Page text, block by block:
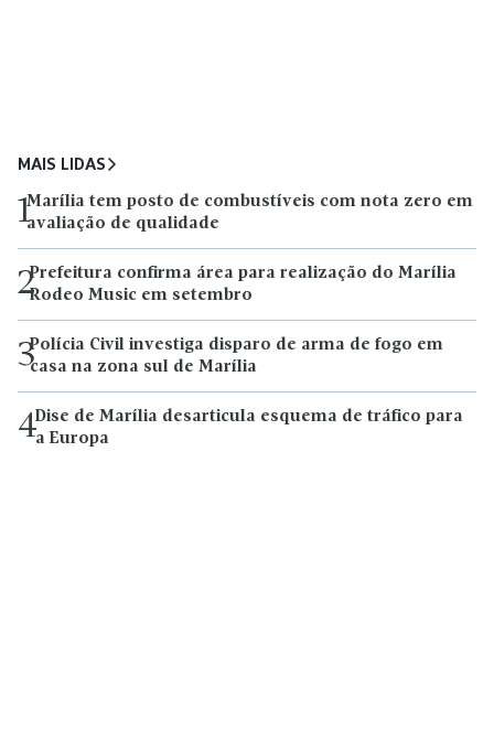
MAIS LIDAS
1Marília tem posto de combustíveis com nota zero em
avaliação de qualidade
2Prefeitura confirma área para realização do Marília
Rodeo Music em setembro
3Polícia Civil investiga disparo de arma de fogo em
casa na zona sul de Marília
4Dise de Marília desarticula esquema de tráfico para
a Europa